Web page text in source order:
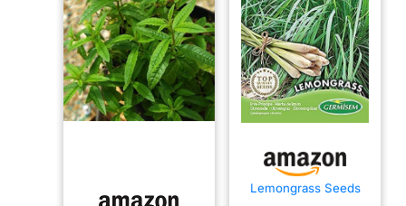
Lemongrass Seeds